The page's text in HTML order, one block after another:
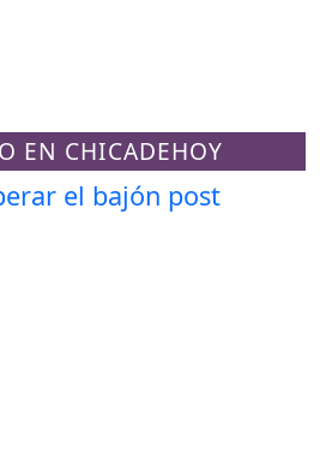
EN CHICADEHOY